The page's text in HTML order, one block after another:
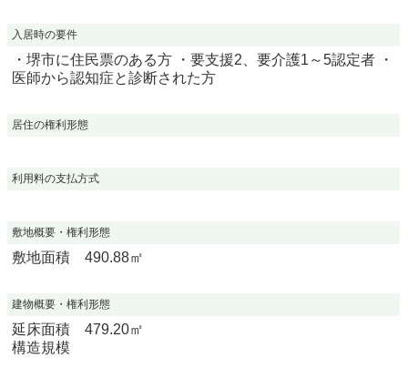
入居時の要件
・堺市に住民票のある方 ・要支援2、要介護1～5認定者 ・
医師から認知症と診断された方
居住の権利形態
利用料の支払方式
敷地概要・権利形態
敷地面積 490.88㎡
建物概要・権利形態
延床面積 479.20㎡
構造規模